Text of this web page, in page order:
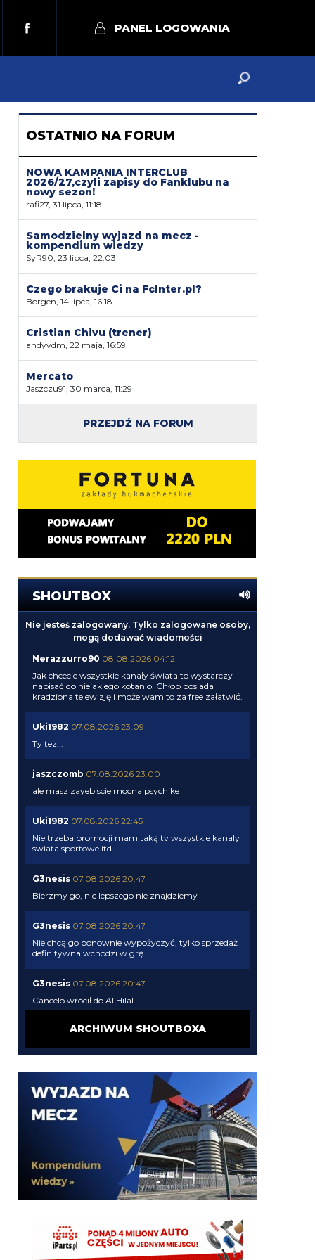
PANEL LOGOWANIA
OSTATNIO NA FORUM
NOWA KAMPANIA INTERCLUB
2026/27,czyli zapisy do Fanklubu na
nowy sezon!
rafi27, 31 lipca, 11:18
Samodzielny wyjazd na mecz -
kompendium wiedzy
SyR90, 23 lipca, 22:03
Czego brakuje Ci na FcInter.pl?
Borgen, 14 lipca, 16:18
Cristian Chivu (trener)
andyvdm, 22 maja, 16:59
Mercato
Jaszczu91, 30 marca, 11:29
PRZEJDŹ NA FORUM
SHOUTBOX
Nie jesteś zalogowany. Tylko zalogowane osoby,
mogą dodawać wiadomości
Nerazzurro90 08.08.2026 04:12
Jak chcecie wszystkie kanały świata to wystarczy
napisać do niejakiego kotanio. Chłop posiada
kradziona telewizję i może wam to za free załatwić.
Uki1982 07.08.2026 23:09
Ty tez...
jaszczomb 07.08.2026 23:00
ale masz zayebiscie mocna psychike
Uki1982 07.08.2026 22:45
Nie trzeba promocji mam taką tv wszystkie kanaly
swiata sportowe itd
G3nesis 07.08.2026 20:47
Bierzmy go, nic lepszego nie znajdziemy
G3nesis 07.08.2026 20:47
Nie chcą go ponownie wypożyczyć, tylko sprzedaż
definitywna wchodzi w grę
G3nesis 07.08.2026 20:47
Cancelo wrócił do Al Hilal
Nerazzurro90 07.08.2026 19:42
Botmon publicznie czci zmarlego bandyte
piscitelliego brak slow obraz nedzy i rozpaczy
G3nesis 07.08.2026 19:15
Jak tam Adriano, co słychać
07.08.2026 19:15
FENDI_SOSA
07.08.2026 18:56
Adriano ty already dead a nie forever he xd
FENDI_SOSA 07.08.2026 18:56
Oleeks ciśnij go he
ARCHIWUM SHOUTBOXA